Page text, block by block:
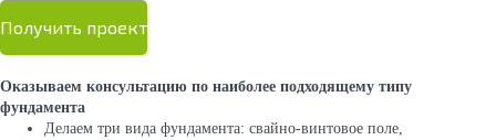
Получить проект
Оказываем консультацию по наиболее подходящему типу
фундамента
Делаем три вида фундамента: свайно-винтовое поле,